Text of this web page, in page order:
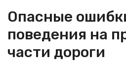
Опасные
поведения на
части дороги